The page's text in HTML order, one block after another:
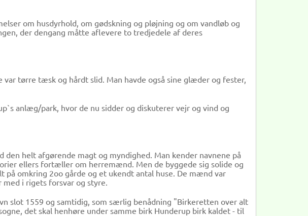
om husdyrhold, om gødskning og pløjning og om vandløb og
der dengang måtte aflevere to tredjedele af deres
tørre tæsk og hårdt slid. Man havde også sine glæder og fester,
anlæg/park, hvor de nu sidder og diskuterer vejr og vind og
helt afgørende magt og myndighed. Man kender navnene på
ellers fortæller om herremænd. Men de byggede sig solide og
på omkring 2oo gårde og et ukendt antal huse. De mænd var
i rigets forsvar og styre.
slot 1559 og samtidig, som særlig benådning "Birkeretten over alt
det skal henhøre under samme birk Hunderup birk kaldet - til